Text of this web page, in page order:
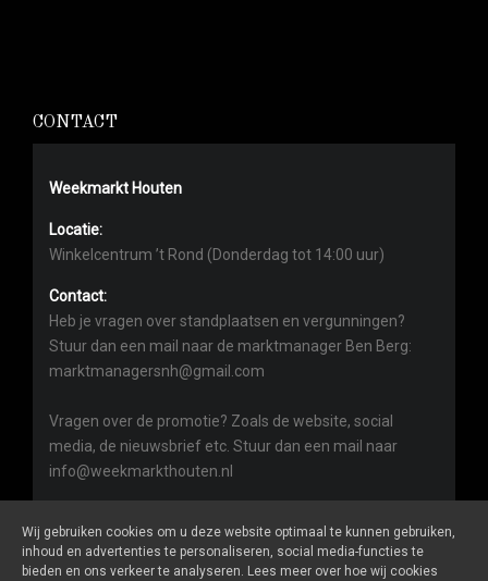
CONTACT
Weekmarkt Houten
Locatie:
Winkelcentrum ’t Rond (Donderdag tot 14:00 uur)
Contact:
Heb je vragen over standplaatsen en vergunningen?
Stuur dan een mail naar de marktmanager Ben Berg:
marktmanagersnh@gmail.com
Vragen over de promotie? Zoals de website, social
media, de nieuwsbrief etc. Stuur dan een mail naar
info@weekmarkthouten.nl
Wij gebruiken cookies om u deze website optimaal te kunnen gebruiken,
inhoud en advertenties te personaliseren, social media-functies te
bieden en ons verkeer te analyseren. Lees meer over hoe wij cookies